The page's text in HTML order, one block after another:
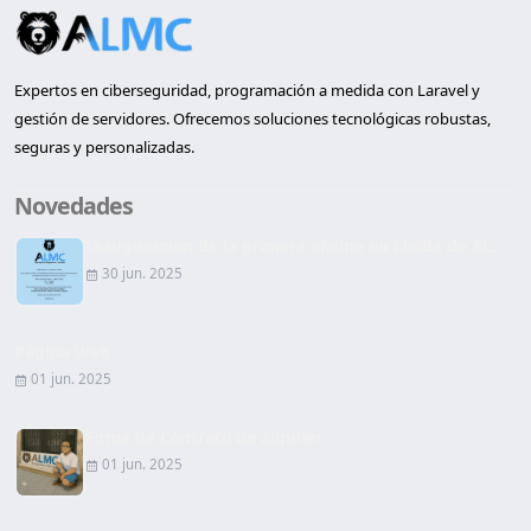
Expertos en ciberseguridad, programación a medida con Laravel y
gestión de servidores. Ofrecemos soluciones tecnológicas robustas,
seguras y personalizadas.
Novedades
30 jun. 2025
01 jun. 2025
01 jun. 2025